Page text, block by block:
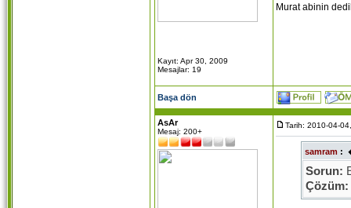
Kayıt: Apr 30, 2009
Mesajlar: 19
Murat abinin
Başa dön
AsAr
Mesaj: 200+
Tarih: 2010-04-
samram :
Sorun:
Çözüm: